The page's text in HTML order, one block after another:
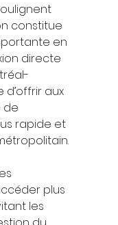
constitue
en
directe
d’offrir aux
de
rapide et
plus
les